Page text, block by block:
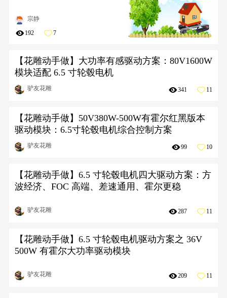
宗静
192 7
【花雕动手做】大功率有感驱动方案：80V1600W
模块适配 6.5 寸轮毂电机
驴友花雕 341 11
【花雕动手做】50V380W-500W有霍尔红黑版本
驱动模块：6.5寸轮毂电机综合控制方案
驴友花雕 99 10
【花雕动手做】6.5 寸轮毂电机四大驱动方案：方
波经济、FOC 高端、差速通用、霍尔更稳
驴友花雕 287 11
【花雕动手做】6.5 寸轮毂电机驱动方案之 36V
500W 有霍尔大功率驱动模块
驴友花雕 209 11